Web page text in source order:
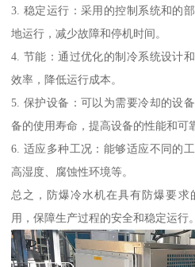
3. 稳定运行：采用的控制系统和的
地运行，减少故障和停机时间。
4. 节能：通过优化的制冷系统设计
效率，降低运行成本。
5. 保护设备：可以为需要冷却的设
备的使用寿命，提高设备的性能和可
6. 适应多种工况：能够适应不同的
高湿度、腐蚀性环境等。
总之，防爆冷水机在具有防爆要
用，保障生产过程的安全和稳定运行。